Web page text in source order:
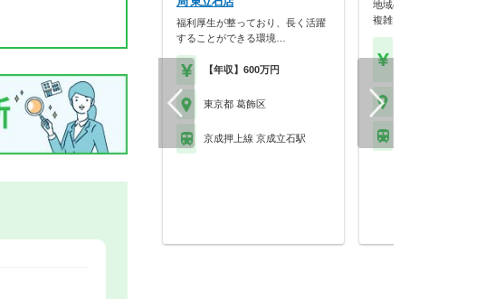
福利厚生が整っており、長く活躍
することができる環境…
【年収】600万円
東京都 葛飾区
京成押上線 京成立石駅
地域の病院からの処方箋が多
複雑な処方を勉強する…